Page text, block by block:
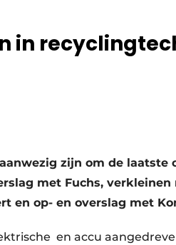
in
aanwezig zijn om de
met Fuchs, verkleinen
en op- en overslag met
en accu